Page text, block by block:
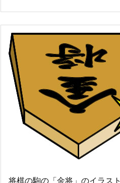
将棋の駒の「金将」のイラスト